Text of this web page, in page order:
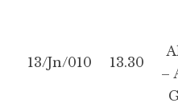
13/Jn/010 13.30
–